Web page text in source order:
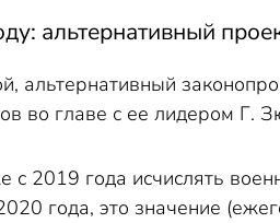
альтернативный
альтернативный
во главе с ее лидером Г.
с 2019 года исчислять
года, это значение